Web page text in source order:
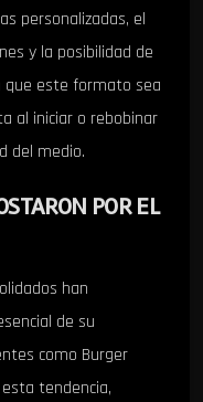
personalizadas, el
y la posibilidad de
que este formato sea
al iniciar o rebobinar
del medio.
POR EL
han
de su
como Burger
tendencia,